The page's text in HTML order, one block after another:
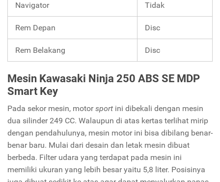
Navigator Tidak
Rem Depan Disc
Rem Belakang Disc
Mesin Kawasaki Ninja 250 ABS SE MDP
Smart Key
Pada sekor mesin, motorsport ini dibekali dengan mesin
dua silinder 249 CC. Walaupun di atas kertas terlihat mirip
dengan pendahulunya, mesin motor ini bisa dibilang benar-
benar baru. Mulai dari desain dan letak mesin dibuat
berbeda. Filter udara yang terdapat pada mesin ini
memiliki ukuran yang lebih besar yaitu 5,8 liter. Posisinya